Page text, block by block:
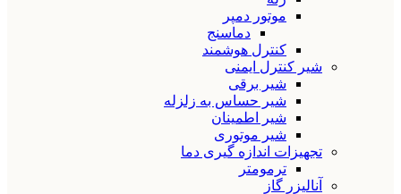
موتور دمپر
دماسنج
کنترل هوشمند
شیر کنترل ایمنی
شیر برقی
شیر حساس به زلزله
شیر اطمینان
شیر موتوری
تجهیزات اندازه گیری دما
ترمومتر
آنالیزر گاز